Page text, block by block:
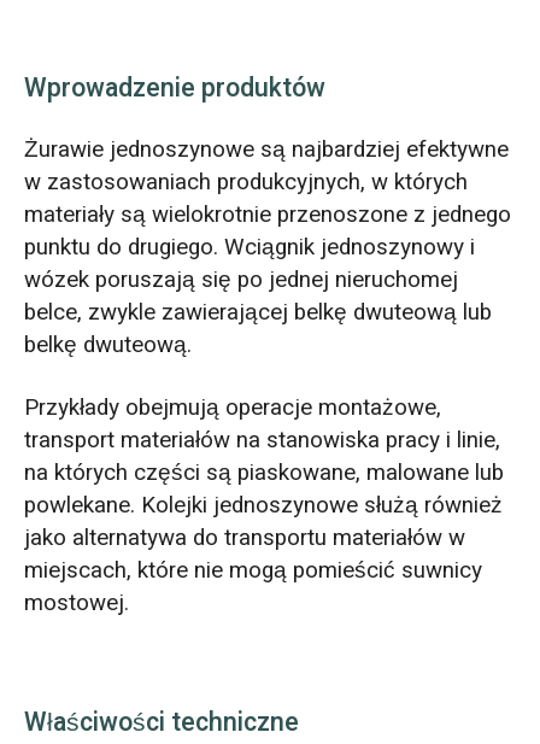
Wprowadzenie produktów
Żurawie jednoszynowe są najbardziej efektywne
w zastosowaniach produkcyjnych, w których
materiały są wielokrotnie przenoszone z jednego
punktu do drugiego. Wciągnik jednoszynowy i
wózek poruszają się po jednej nieruchomej
belce, zwykle zawierającej belkę dwuteową lub
belkę dwuteową.
Przykłady obejmują operacje montażowe,
transport materiałów na stanowiska pracy i linie,
na których części są piaskowane, malowane lub
powlekane. Kolejki jednoszynowe służą również
jako alternatywa do transportu materiałów w
miejscach, które nie mogą pomieścić suwnicy
mostowej.
Właściwości techniczne